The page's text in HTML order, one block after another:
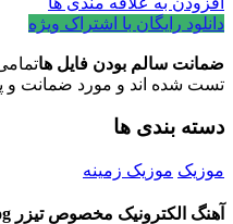
دانلود رایگان با اشتراک ویژه
ضمانت سالم بودن فایل ها
تست شده اند و مورد ضمانت و
دسته بندی ها
موزیک موزیک زمینه
آهنگ الکترونیک مخصوص تیزر Chill Vlog